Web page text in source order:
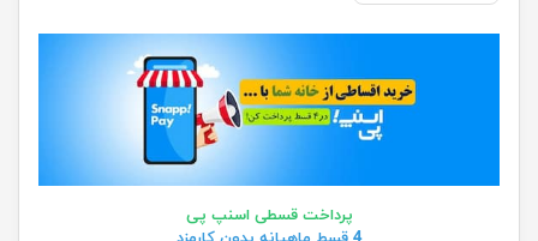
پرداخت قسطی اسنپ پی